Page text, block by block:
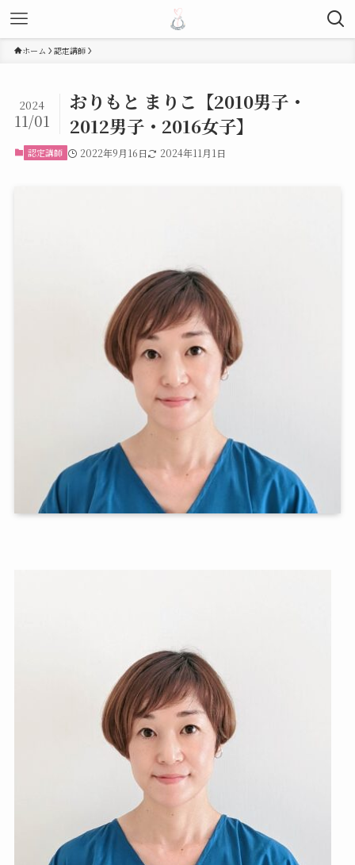
ホーム 認定講師
おりもと まりこ【2010男子・
2012男子・2016女子】
2024
11/01
認定講師 2022年9月16日 2024年11月1日